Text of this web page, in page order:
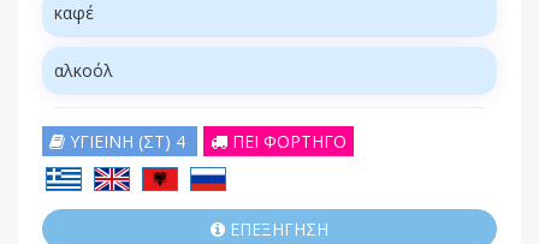
καφέ
αλκοόλ
ΥΓΙΕΙΝΗ (ΣΤ) 4 ΠΕΙ ΦΟΡΤΗΓΟ
ΕΠΕΞΗΓΗΣΗ